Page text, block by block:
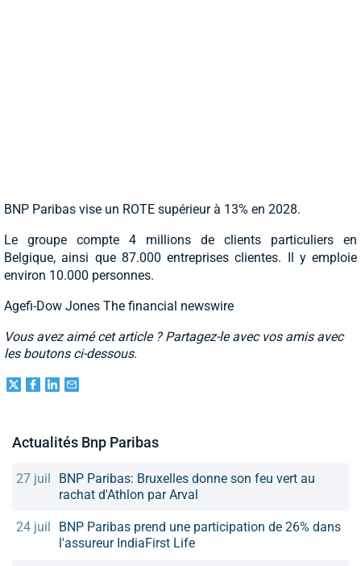
BNP Paribas vise un ROTE supérieur à 13% en 2028.
Le groupe compte 4 millions de clients particuliers en
Belgique, ainsi que 87.000 entreprises clientes. Il y emploie
environ 10.000 personnes.
Agefi-Dow Jones The financial newswire
Vous avez aimé cet article ? Partagez-le avec vos amis avec
les boutons ci-dessous.
Actualités Bnp Paribas
27 juil
BNP Paribas: Bruxelles donne son feu vert au
rachat d'Athlon par Arval
24 juil
BNP Paribas prend une participation de 26% dans
l'assureur IndiaFirst Life